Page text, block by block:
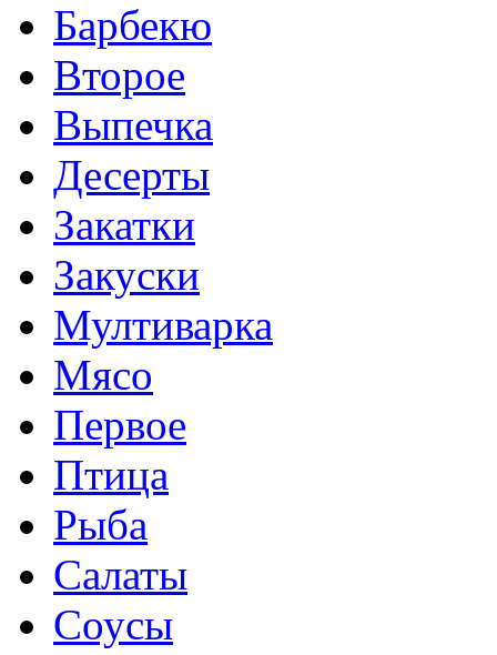
Барбекю
Второе
Выпечка
Десерты
Закатки
Закуски
Мултиварка
Мясо
Первое
Птица
Рыба
Салаты
Соусы